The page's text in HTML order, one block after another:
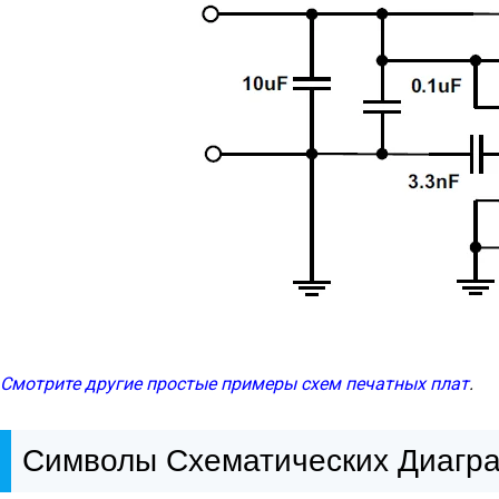
Смотрите другие простые примеры схем печатных плат.
Символы Схематических